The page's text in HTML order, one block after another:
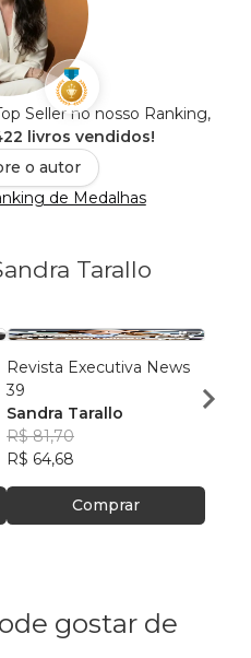
Seller no nosso Ranking,
livros vendidos!
o autor
de Medalhas
Tarallo
Revista Executiva News
39
Sandra Tarallo
R$ 81,70
R$ 64,68
Comprar
40
gostar de